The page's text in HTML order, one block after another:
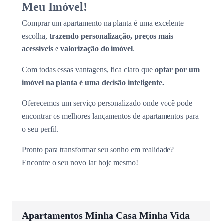
Meu Imóvel!
Comprar um apartamento na planta é uma excelente
escolha, trazendo personalização, preços mais
acessíveis e valorização do imóvel.
Com todas essas vantagens, fica claro que optar por um
imóvel na planta é uma decisão inteligente.
Oferecemos um serviço personalizado onde você pode
encontrar os melhores lançamentos de apartamentos para
o seu perfil.
Pronto para transformar seu sonho em realidade?
Encontre o seu novo lar hoje mesmo!
Apartamentos Minha Casa Minha Vida